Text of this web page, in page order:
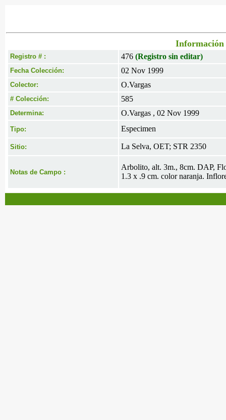
Información
Registro # : 476 (Registro sin editar)
Fecha Colección: 02 Nov 1999
Colector: O.Vargas
# Colección: 585
Determina: O.Vargas , 02 Nov 1999
Tipo: Especimen
Sitio: La Selva, OET; STR 2350
Notas de Campo :
Arbolito, alt. 3m., 8cm. DAP,
1.3 x .9 cm. color naranja.